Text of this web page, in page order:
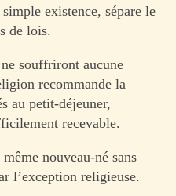
existence, sépare le
de lois.
souffriront aucune
recommande la
au petit-déjeuner,
recevable.
nouveau-né sans
l’exception religieuse.